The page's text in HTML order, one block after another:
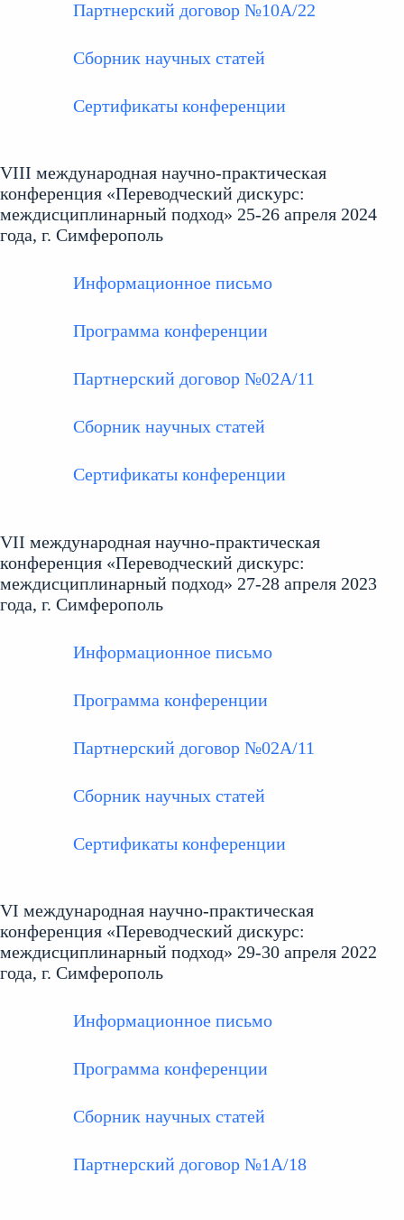
Партнерский договор №10А/22
Сборник научных статей
Сертификаты конференции
VIII международная научно-практическая
конференция «Переводческий дискурс:
междисциплинарный подход» 25-26 апреля 2024
года, г. Симферополь
Информационное письмо
Программа конференции
Партнерский договор №02А/11
Сборник научных статей
Сертификаты конференции
VII международная научно-практическая
конференция «Переводческий дискурс:
междисциплинарный подход» 27-28 апреля 2023
года, г. Симферополь
Информационное письмо
Программа конференции
Партнерский договор №02А/11
Сборник научных статей
Сертификаты конференции
VI международная научно-практическая
конференция «Переводческий дискурс:
междисциплинарный подход» 29-30 апреля 2022
года, г. Симферополь
Информационное письмо
Программа конференции
Сборник научных статей
Партнерский договор №1А/18